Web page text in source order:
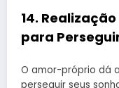
14.
para
O amor-próprio dá
perseguir seus